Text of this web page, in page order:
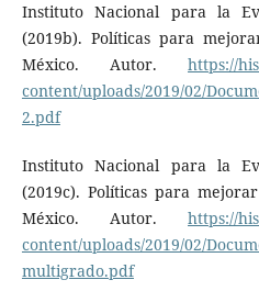
Instituto Nacional para la
(2019b). Políticas para
México. Autor.https://
content/uploads/2019/02/
2.pdf
Instituto Nacional para la
(2019c). Políticas para
México. Autor.https://
content/uploads/2019/02/
multigrado.pdf